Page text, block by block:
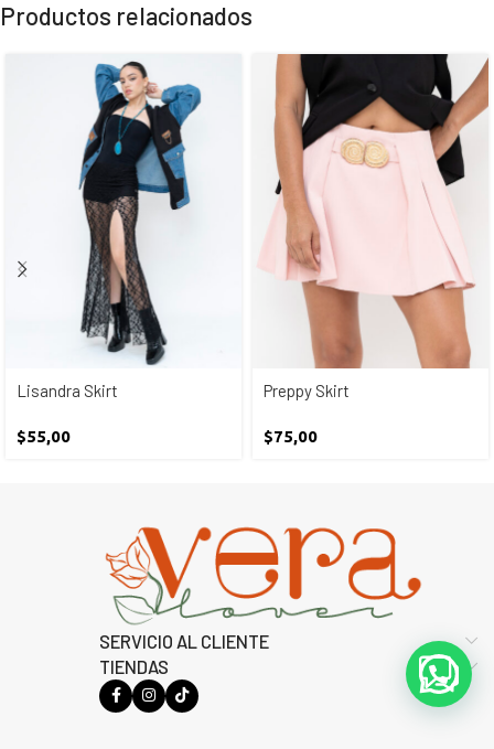
Productos relacionados
Lisandra Skirt
$55,00
Preppy Skirt
$75,00
SERVICIO AL CLIENTE
TIENDAS